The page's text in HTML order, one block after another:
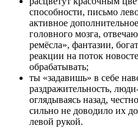
способности, письмо
активное
головного мозга,
ремёсла», фантазии,
реакции на поток
обрабатывать;
ты «задавишь» в себе
раздражительность,
оглядываясь назад,
сильно не доводило их
левой рукой.